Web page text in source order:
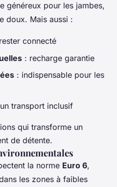
généreux pour les jambes,
doux. Mais aussi :
connecté
: recharge garantie
: indispensable pour les
transport inclusif
qui transforme un
de détente.
la norme Euro 6,
les zones à faibles